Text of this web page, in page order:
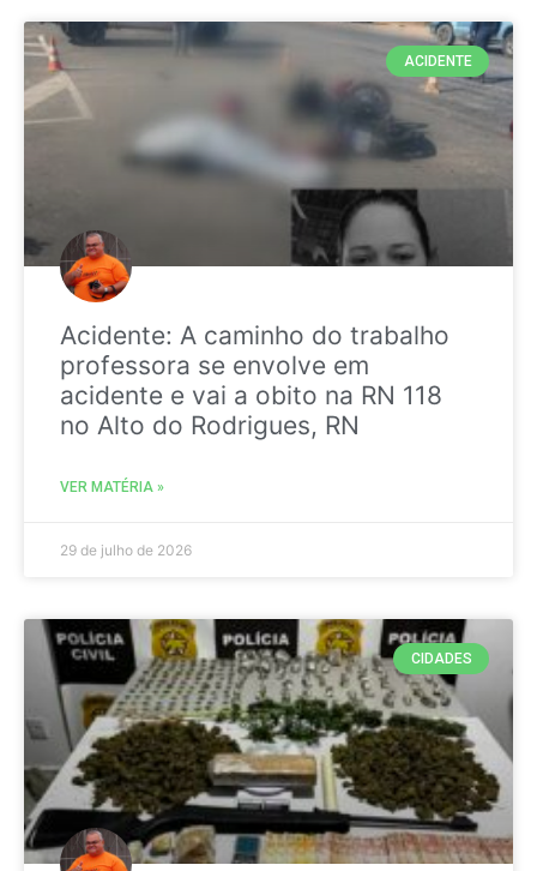
ACIDENTE
Acidente: A caminho do trabalho
professora se envolve em
acidente e vai a obito na RN 118
no Alto do Rodrigues, RN
VER MATÉRIA »
29 de julho de 2026
CIDADES